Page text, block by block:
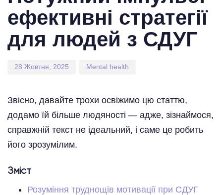
ефективні стратегії
для людей з СДУГ
28 Жовтня, 2025 Mental health
Звісно, давайте трохи освіжимо цю статтю,
додамо їй більше людяності — адже, зізнаймося,
справжній текст не ідеальний, і саме це робить
його зрозумілим.
Зміст
Розуміння труднощів мотивації при СДУГ